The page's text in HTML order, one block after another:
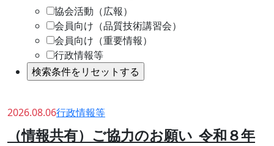
協会活動（広報）
会員向け（品質技術講習会）
会員向け（重要情報）
行政情報等
2026.08.06行政情報等
（情報共有）ご協力のお願い_令和８年